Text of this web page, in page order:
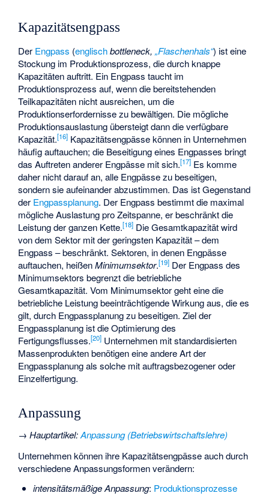
Kapazitätsengpass
Der Engpass (englisch bottleneck,„Flaschenhals“) ist eine
Stockung im Produktionsprozess, die durch knappe
Kapazitäten auftritt. Ein Engpass taucht im
Produktionsprozess auf, wenn die bereitstehenden
Teilkapazitäten nicht ausreichen, um die
Produktionserfordernisse zu bewältigen. Die mögliche
Produktionsauslastung übersteigt dann die verfügbare
Kapazität.[16] Kapazitätsengpässe können in Unternehmen
häufig auftauchen; die Beseitigung eines Engpasses bringt
das Auftreten anderer Engpässe mit sich.[17] Es komme
daher nicht darauf an, alle Engpässe zu beseitigen,
sondern sie aufeinander abzustimmen. Das ist Gegenstand
der Engpassplanung. Der Engpass bestimmt die maximal
mögliche Auslastung pro Zeitspanne, er beschränkt die
Leistung der ganzen Kette.[18] Die Gesamtkapazität wird
von dem Sektor mit der geringsten Kapazität – dem
Engpass – beschränkt. Sektoren, in denen Engpässe
auftauchen, heißenMinimumsektor.[19] Der Engpass des
Minimumsektors begrenzt die betriebliche
Gesamtkapazität. Vom Minimumsektor geht eine die
betriebliche Leistung beeinträchtigende Wirkung aus, die es
gilt, durch Engpassplanung zu beseitigen. Ziel der
Engpassplanung ist die Optimierung des
Fertigungsflusses.[20] Unternehmen mit standardisierten
Massenprodukten benötigen eine andere Art der
Engpassplanung als solche mit auftragsbezogener oder
Einzelfertigung.
Anpassung
→Hauptartikel:Anpassung (Betriebswirtschaftslehre)
Unternehmen können ihre Kapazitätsengpässe auch durch
verschiedene Anpassungsformen verändern:
intensitätsmäßige Anpassung: Produktionsprozesse